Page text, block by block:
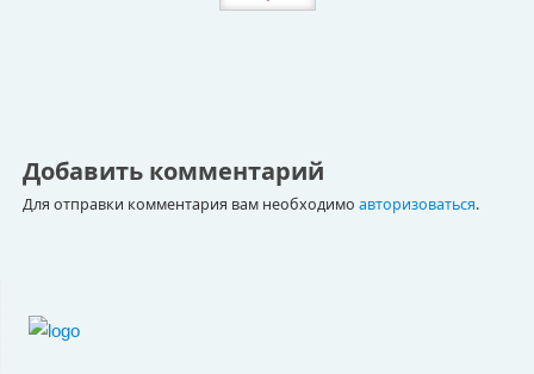
Добавить комментарий
Для отправки комментария вам необходимо авторизоваться.